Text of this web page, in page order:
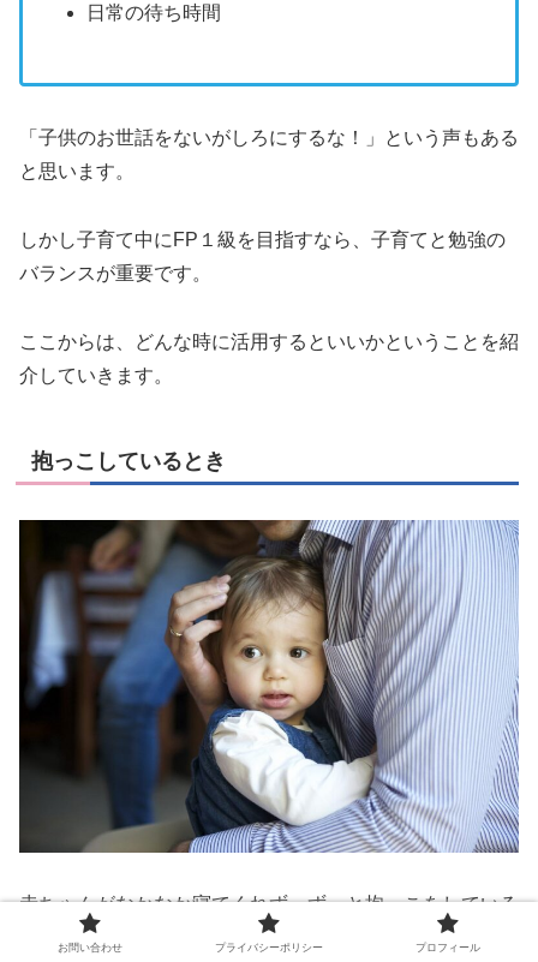
日常の待ち時間
「子供のお世話をないがしろにするな！」という声もある
と思います。
しかし子育て中にFP１級を目指すなら、子育てと勉強の
バランスが重要です。
ここからは、どんな時に活用するといいかということを紹
介していきます。
抱っこしているとき
赤ちゃんがなかなか寝てくれず、ずっと抱っこをしている
時ってありますよね？
お問い合わせ プライバシーポリシー プロフィール